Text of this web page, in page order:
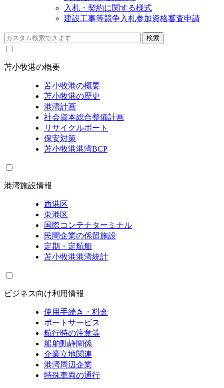
入札・契約に関する様式
建設工事等競争入札参加資格審査申請
苫小牧港の概要
苫小牧港の概要
苫小牧港の歴史
港湾計画
社会資本総合整備計画
リサイクルポート
保安対策
苫小牧港港湾BCP
港湾施設情報
西港区
東港区
国際コンテナターミナル
民間企業の係留施設
定期・定航船
苫小牧港港湾統計
ビジネス向け利用情報
使用手続き・料金
ポートサービス
航行時の注意等
船舶動静関係
企業立地関連
港湾周辺企業
特殊車両の通行